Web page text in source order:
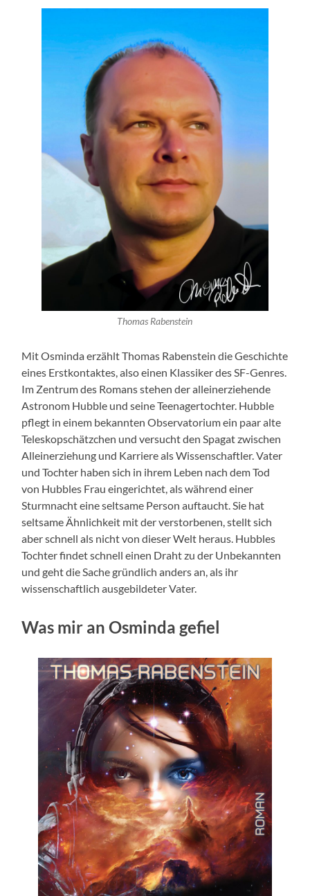
Thomas Rabenstein
Mit Osminda erzählt Thomas Rabenstein die Geschichte
eines Erstkontaktes, also einen Klassiker des SF-Genres.
Im Zentrum des Romans stehen der alleinerziehende
Astronom Hubble und seine Teenagertochter. Hubble
pflegt in einem bekannten Observatorium ein paar alte
Teleskopschätzchen und versucht den Spagat zwischen
Alleinerziehung und Karriere als Wissenschaftler. Vater
und Tochter haben sich in ihrem Leben nach dem Tod
von Hubbles Frau eingerichtet, als während einer
Sturmnacht eine seltsame Person auftaucht. Sie hat
seltsame Ähnlichkeit mit der verstorbenen, stellt sich
aber schnell als nicht von dieser Welt heraus. Hubbles
Tochter findet schnell einen Draht zu der Unbekannten
und geht die Sache gründlich anders an, als ihr
wissenschaftlich ausgebildeter Vater.
Was mir an Osminda gefiel